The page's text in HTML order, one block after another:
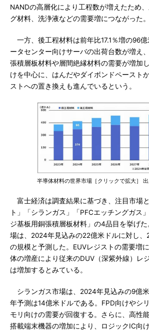
NANDの高層化により工程数が増えたため
グ材料、洗浄液などの需要増につながった。
一方、後工程材料は前年比17.1％増の96
ータセンター向けサーバの出荷台数が増え
張積層板材料や層間絶縁材料の需要が増加
けを中心に、はんだやダイボンドペースト
ストへの置き換えも進んでいるという。
半導体材料の世界市場［クリックで拡大］
富士経済は調査結果に基づき、注目市場
ト」「シランガス」「PFCエッチングガス
ジ基板用銅張積層板材料」の4品目を挙げ
場は、2024年見込みの22億米ドルに対し
の規模と予測した。EUVレジストの需要増
体の増産により従来のDUV（深紫外線）レ
は増加するとみている。
シランガス市場は、2024年見込みの9億
年予測は14億米ドルである。FPD向けやシ
モリ向けの需要が回復する。さらに、高性
搭載端末機器の増加により、ロジックIC向